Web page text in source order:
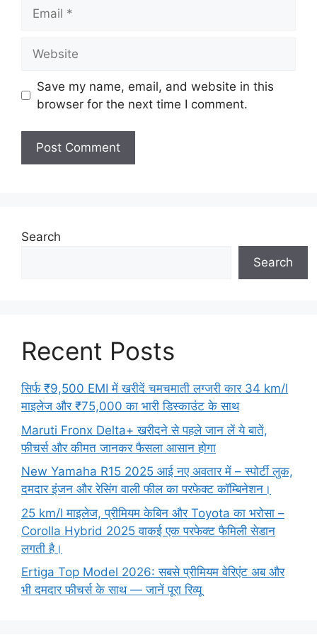
Save my name, email, and website in this
browser for the next time I comment.
Search
Search
Recent Posts
सिर्फ ₹9,500 EMI में खरीदें चमचमाती लग्जरी कार 34 km/l
माइलेज और ₹75,000 का भारी डिस्काउंट के साथ
Maruti Fronx Delta+ खरीदने से पहले जान लें ये बातें,
फीचर्स और कीमत जानकर फैसला आसान होगा
New Yamaha R15 2025 आई नए अवतार में – स्पोर्टी लुक,
दमदार इंजन और रेसिंग वाली फील का परफेक्ट कॉम्बिनेशन।
25 km/l माइलेज, प्रीमियम केबिन और Toyota का भरोसा –
Corolla Hybrid 2025 वाकई एक परफेक्ट फैमिली सेडान
लगती है।
Ertiga Top Model 2026: सबसे प्रीमियम वेरिएंट अब और
भी दमदार फीचर्स के साथ — जानें पूरा रिव्यू